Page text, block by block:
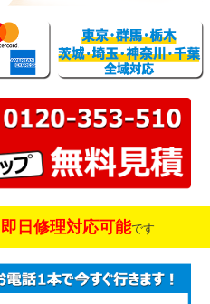
即日修理対応可能です